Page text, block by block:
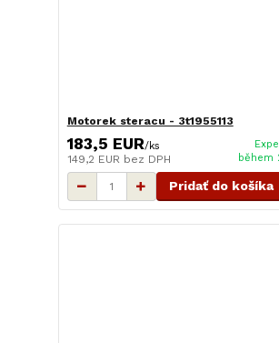
Motorek steracu - 3t1955113
183,5 EUR/ks
149,2 EUR bez DPH
během
Pridať do košíka